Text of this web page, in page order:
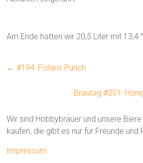
Am Ende hatten wir 20,5 Liter mit 13,4
← #194: Polaris Punch
Brautag #201:
Wir sind Hobbybrauer und unsere
kaufen, die gibt es nur für Freunde und
Impressum